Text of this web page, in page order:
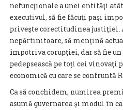
nefuncţionale a unei entităţi
executivul, să fie făcuţi paşi
priveşte corectitudinea justiţiei.
nepărtinitoare, să menţină
împotriva corupţiei, dar să fie
pedepsească pe toți cei vinovaţi
economică cu care se confruntă
Ca să conchidem, numirea
asumă guvernarea şi modul în